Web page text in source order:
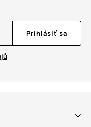
Prihlásiť sa